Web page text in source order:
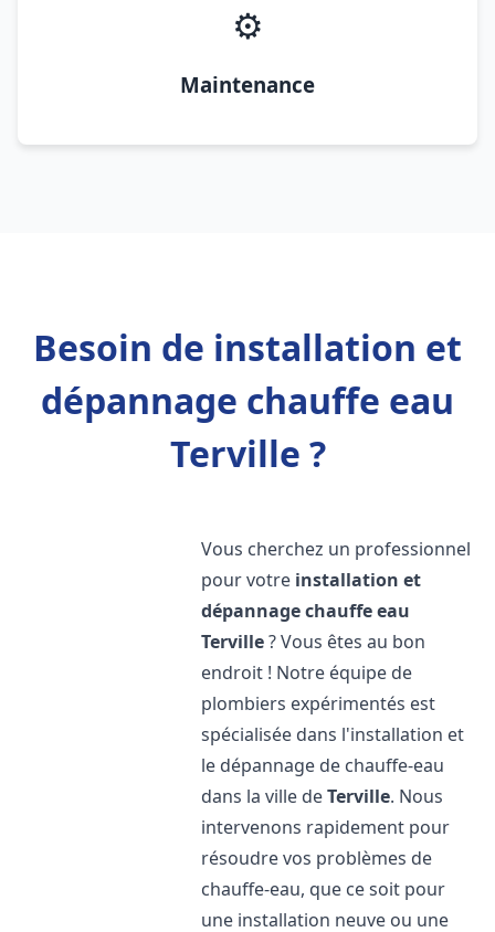
⚙️
Maintenance
Besoin de installation et
dépannage chauffe eau
Terville ?
Vous cherchez un professionnel
pour votre installation et
dépannage chauffe eau
Terville? Vous êtes au bon
endroit ! Notre équipe de
plombiers expérimentés est
spécialisée dans l'installation et
le dépannage de chauffe-eau
dans la ville deTerville. Nous
intervenons rapidement pour
résoudre vos problèmes de
chauffe-eau, que ce soit pour
une installation neuve ou une